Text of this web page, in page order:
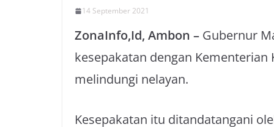
14 September 2021
ZonaInfo,Id, Ambon – Gubernur
kesepakatan dengan Kementerian
melindungi nelayan.
Kesepakatan itu ditandatangani